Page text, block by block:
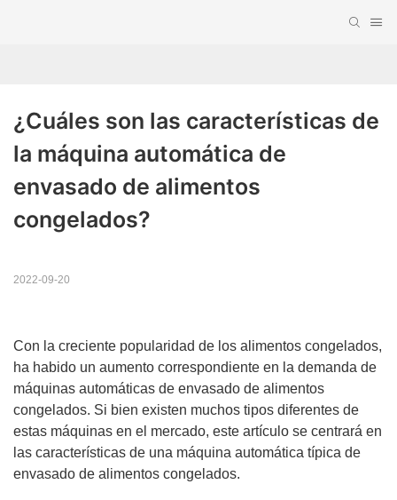
¿Cuáles son las características de
la máquina automática de
envasado de alimentos
congelados?
2022-09-20
Con la creciente popularidad de los alimentos congelados,
ha habido un aumento correspondiente en la demanda de
máquinas automáticas de envasado de alimentos
congelados. Si bien existen muchos tipos diferentes de
estas máquinas en el mercado, este artículo se centrará en
las características de una máquina automática típica de
envasado de alimentos congelados.